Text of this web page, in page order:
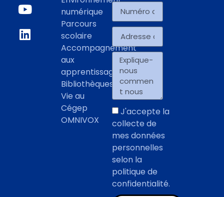
numérique
Parcours
scolaire
Accompagnement
aux
apprentissages
Bibliothèques
Vie au
Cégep
OMNIVOX
J'accepte la
collecte de
mes données
personnelles
selon la
politique de
confidentialité.